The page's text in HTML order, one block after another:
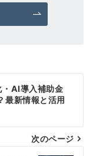
・AI導入補助金
最新情報と活用
次のページ